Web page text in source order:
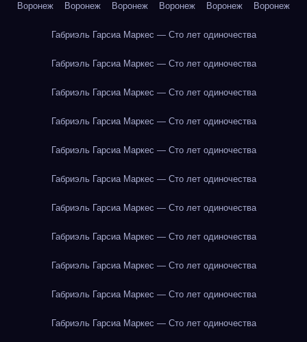
Воронеж Воронеж Воронеж Воронеж Воронеж Воронеж
Габриэль Гарсиа Маркес — Сто лет одиночества
Габриэль Гарсиа Маркес — Сто лет одиночества
Габриэль Гарсиа Маркес — Сто лет одиночества
Габриэль Гарсиа Маркес — Сто лет одиночества
Габриэль Гарсиа Маркес — Сто лет одиночества
Габриэль Гарсиа Маркес — Сто лет одиночества
Габриэль Гарсиа Маркес — Сто лет одиночества
Габриэль Гарсиа Маркес — Сто лет одиночества
Габриэль Гарсиа Маркес — Сто лет одиночества
Габриэль Гарсиа Маркес — Сто лет одиночества
Габриэль Гарсиа Маркес — Сто лет одиночества